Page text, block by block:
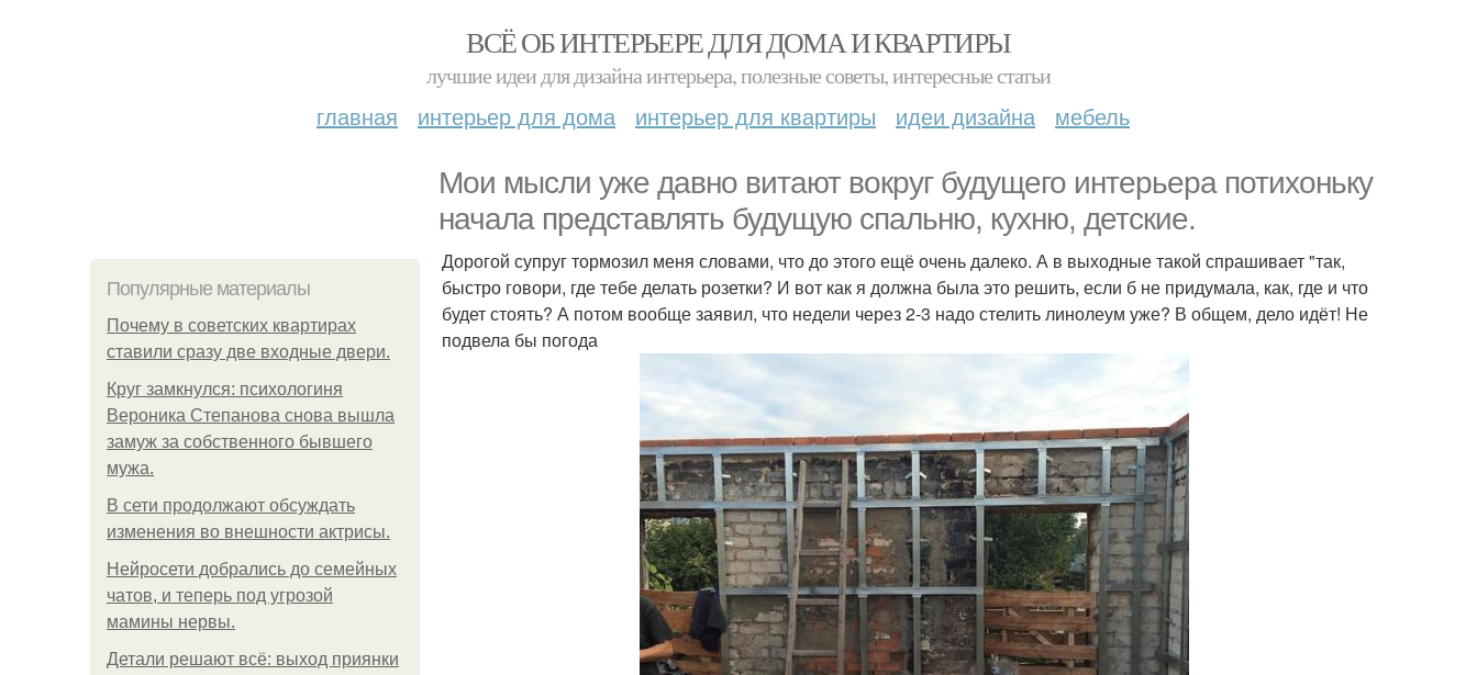
ВСЁ ОБ ИНТЕРЬЕРЕ ДЛЯ ДОМА И КВАРТИРЫ
лучшие идеи для дизайна интерьера, полезные советы, интересные статьи
главная интерьер для дома интерьер для квартиры идеи дизайна мебель
Мои мысли уже давно витают вокруг будущего интерьера потихоньку
начала представлять будущую спальню, кухню, детские.
Популярные материалы
Почему в советских квартирах
ставили сразу две входные двери.
Круг замкнулся: психологиня
Вероника Степанова снова вышла
замуж за собственного бывшего
мужа.
В сети продолжают обсуждать
изменения во внешности актрисы.
Нейросети добрались до семейных
чатов, и теперь под угрозой
мамины нервы.
Детали решают всё: выход приянки
Дорогой супруг тормозил меня словами, что до этого ещё очень далеко. А в выходные такой спрашивает "так,
быстро говори, где тебе делать розетки? И вот как я должна была это решить, если б не придумала, как, где и что
будет стоять? А потом вообще заявил, что недели через 2-3 надо стелить линолеум уже? В общем, дело идёт! Не
подвела бы погода